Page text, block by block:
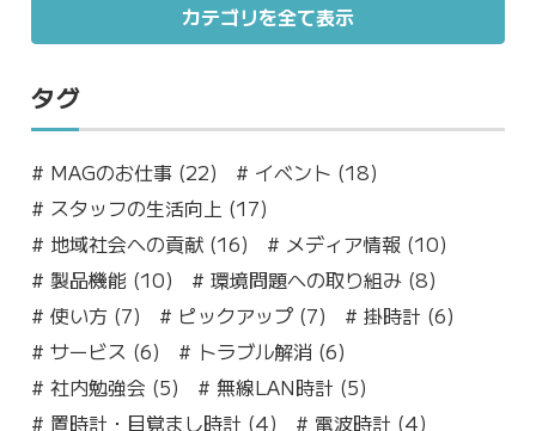
カテゴリを全て表示
タグ
# MAGのお仕事 (22) # イベント (18)
# スタッフの生活向上 (17)
# 地域社会への貢献 (16) # メディア情報 (10)
# 製品機能 (10) # 環境問題への取り組み (8)
# 使い方 (7) # ピックアップ (7) # 掛時計 (6)
# サービス (6) # トラブル解消 (6)
# 社内勉強会 (5) # 無線LAN時計 (5)
# 置時計・目覚まし時計 (4) # 電波時計 (4)